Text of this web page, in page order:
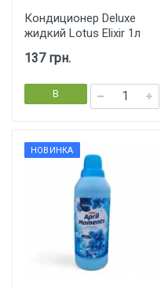
Кондиционер Deluxe
жидкий Lotus Elixir 1л
137 грн.
В
корзину
НОВИНКА